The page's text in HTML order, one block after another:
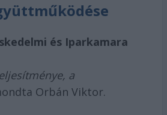
és Iparkamara
a
Orbán Viktor.